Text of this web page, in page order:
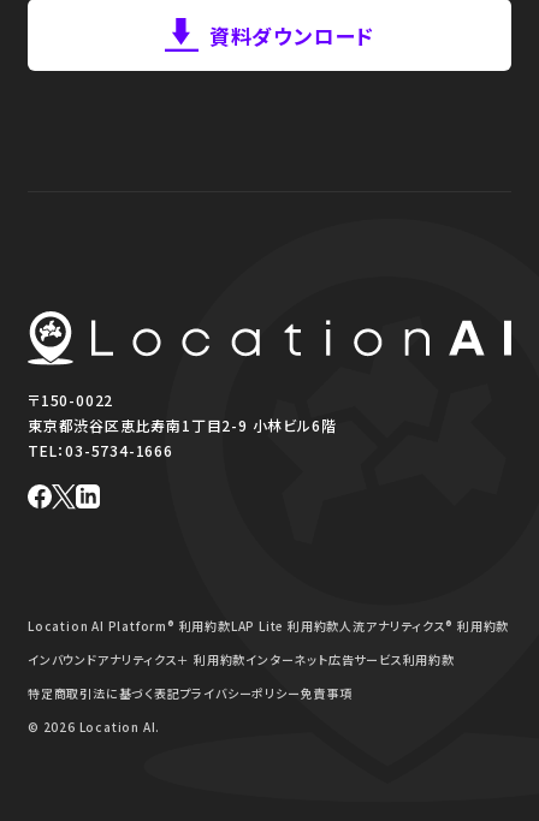
資料ダウンロード
〒150-0022
東京都渋谷区恵比寿南1丁目2-9 小林ビル6階
TEL：03-5734-1666
Location AI Platform® 利用約款LAP Lite 利用約款人流アナリティクス® 利用約款
インバウンドアナリティクス＋ 利用約款インターネット広告サービス利用約款
特定商取引法に基づく表記プライバシーポリシー免責事項
© 2026 Location AI.